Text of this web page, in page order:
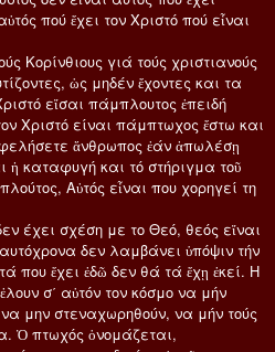
πού ἔχει τον Χριστό πού εἶναι
Κορίνθιους γιά τούς χριστιανούς
ὡς μηδέν ἔχοντες και τα
εἴσαι πάμπλουτος ἐπειδή
Χριστό είναι πάμπτωχος ἔστω και
ἄνθρωπος ἐάν ἀπωλέσῃ
ἠ καταφυγή και τό στήριγμα τοῦ
Αὐτός εἶναι που χορηγεί τη
έχει σχέση με το Θεό, θεός εἴναι
δεν λαμβάνει ὑπόψιν τήν
που ἔχει ἐδῶ δεν θά τά ἔχῃ ἐκεί. Η
σ΄ αὐτόν τον κόσμο να μήν
μην στεναχωρηθούν, να μήν τούς
Ὁ πτωχός ὁνομάζεται,